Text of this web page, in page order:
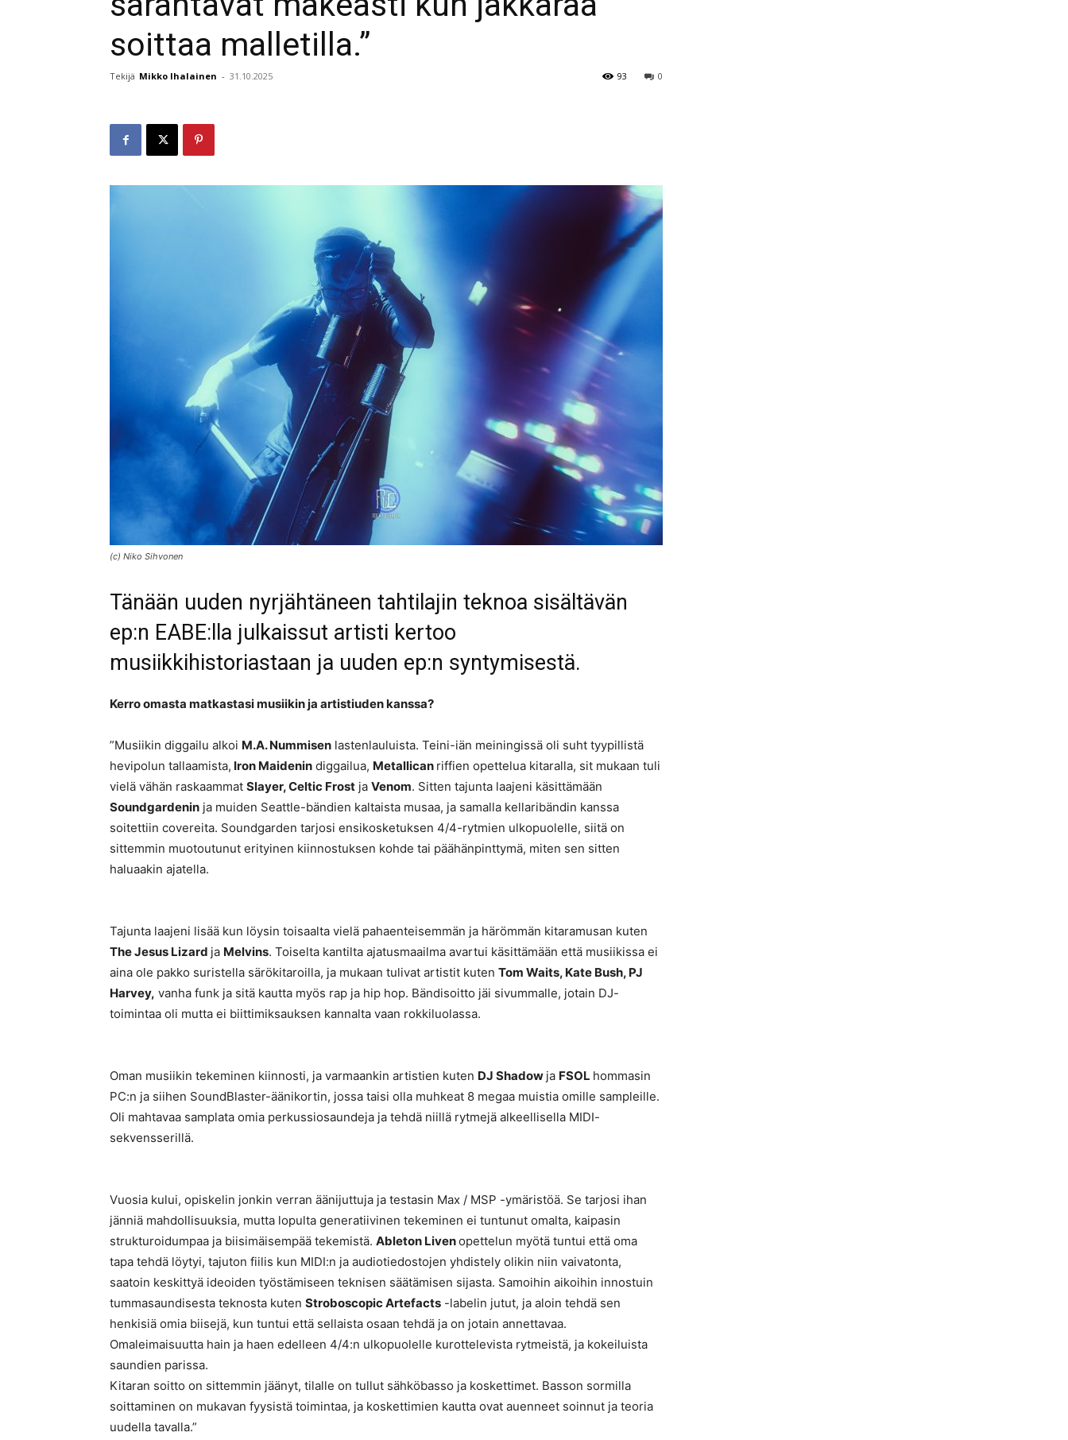
soittaa malletilla.”
Tekijä Mikko Ihalainen - 31.10.2025 0
93
(c) Niko Sihvonen
Tänään uuden nyrjähtäneen tahtilajin teknoa sisältävän
ep:n EABE:lla julkaissut artisti kertoo
musiikkihistoriastaan ja uuden ep:n syntymisestä.
Kerro omasta matkastasi musiikin ja artistiuden kanssa?
”Musiikin diggailu alkoi M.A. Nummisen lastenlauluista. Teini-iän meiningissä oli suht tyypillistä
hevipolun tallaamista, Iron Maidenin diggailua, Metallican riffien opettelua kitaralla, sit mukaan tuli
vielä vähän raskaammat Slayer, Celtic Frost ja Venom. Sitten tajunta laajeni käsittämään
Soundgardenin ja muiden Seattle-bändien kaltaista musaa, ja samalla kellaribändin kanssa
soitettiin covereita. Soundgarden tarjosi ensikosketuksen 4/4-rytmien ulkopuolelle, siitä on
sittemmin muotoutunut erityinen kiinnostuksen kohde tai päähänpinttymä, miten sen sitten
haluaakin ajatella.
Tajunta laajeni lisää kun löysin toisaalta vielä pahaenteisemmän ja härömmän kitaramusan kuten
The Jesus Lizard ja Melvins. Toiselta kantilta ajatusmaailma avartui käsittämään että musiikissa ei
aina ole pakko suristella särökitaroilla, ja mukaan tulivat artistit kuten Tom Waits, Kate Bush, PJ
Harvey, vanha funk ja sitä kautta myös rap ja hip hop. Bändisoitto jäi sivummalle, jotain DJ-
toimintaa oli mutta ei biittimiksauksen kannalta vaan rokkiluolassa.
Oman musiikin tekeminen kiinnosti, ja varmaankin artistien kuten DJ Shadow ja FSOL hommasin
PC:n ja siihen SoundBlaster-äänikortin, jossa taisi olla muhkeat 8 megaa muistia omille sampleille.
Oli mahtavaa samplata omia perkussiosaundeja ja tehdä niillä rytmejä alkeellisella MIDI-
sekvensserillä.
Vuosia kului, opiskelin jonkin verran äänijuttuja ja testasin Max / MSP -ymäristöä. Se tarjosi ihan
jänniä mahdollisuuksia, mutta lopulta generatiivinen tekeminen ei tuntunut omalta, kaipasin
strukturoidumpaa ja biisimäisempää tekemistä. Ableton Livenopettelun myötä tuntui että oma
tapa tehdä löytyi, tajuton fiilis kun MIDI:n ja audiotiedostojen yhdistely olikin niin vaivatonta,
saatoin keskittyä ideoiden työstämiseen teknisen säätämisen sijasta. Samoihin aikoihin innostuin
tummasaundisesta teknosta kuten Stroboscopic Artefacts -labelin jutut, ja aloin tehdä sen
henkisiä omia biisejä, kun tuntui että sellaista osaan tehdä ja on jotain annettavaa.
Omaleimaisuutta hain ja haen edelleen 4/4:n ulkopuolelle kurottelevista rytmeistä, ja kokeiluista
saundien parissa.
Kitaran soitto on sittemmin jäänyt, tilalle on tullut sähköbasso ja koskettimet. Basson sormilla
soittaminen on mukavan fyysistä toimintaa, ja koskettimien kautta ovat auenneet soinnut ja teoria
uudella tavalla.”